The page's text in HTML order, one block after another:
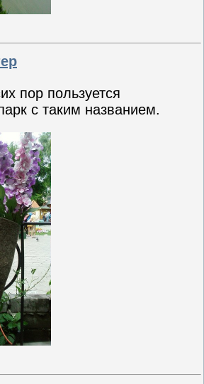
пор пользуется
с таким названием.